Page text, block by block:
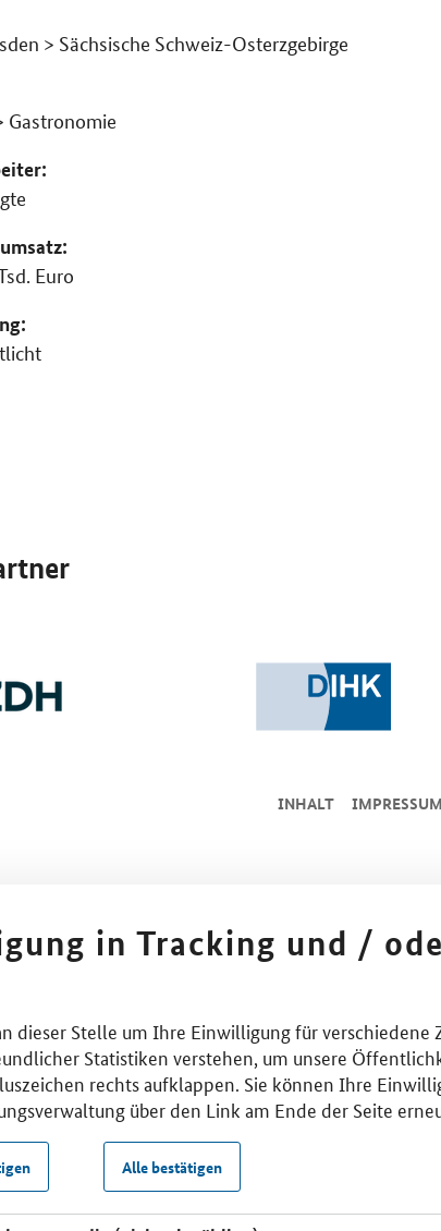
> Sächsische Schweiz-Osterzgebirge
Gastronomie
Euro
INHALT IMPRESSUM
in Tracking und /
dieser Stelle um Ihre Einwilligung für
Statistiken verstehen, um unsere
rechts aufklappen. Sie können Ihre
über den Link am Ende der Seite
Alle bestätigen